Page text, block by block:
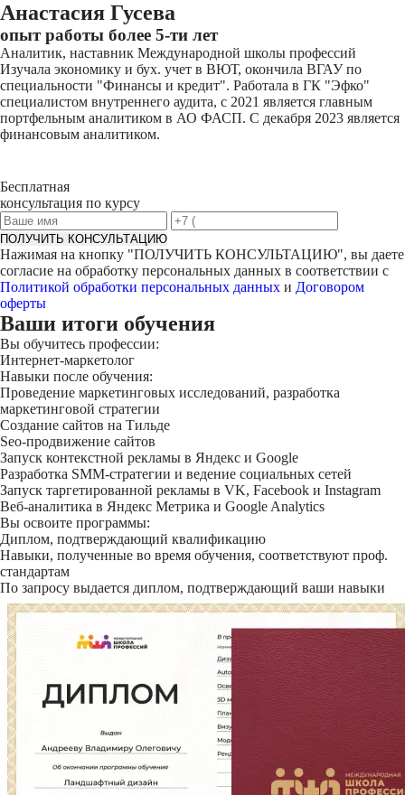
Анастасия Гусева
опыт работы более 5-ти лет
Аналитик, наставник Международной школы профессий
Изучала экономику и бух. учет в ВЮТ, окончила ВГАУ по
специальности "Финансы и кредит". Работала в ГК "Эфко"
специалистом внутреннего аудита, с 2021 является главным
портфельным аналитиком в АО ФАСП. С декабря 2023 является
финансовым аналитиком.
Бесплатная
консультация по курсу
ПОЛУЧИТЬ КОНСУЛЬТАЦИЮ
Нажимая на кнопку "ПОЛУЧИТЬ КОНСУЛЬТАЦИЮ", вы даете
согласие на обработку персональных данных в соответствии с
Политикой обработки персональных данных и Договором
оферты
Ваши итоги обучения
Вы обучитесь профессии:
Интернет-маркетолог
Навыки после обучения:
Проведение маркетинговых исследований, разработка
маркетинговой стратегии
Создание сайтов на Тильде
Seo-продвижение сайтов
Запуск контекстной рекламы в Яндекс и Google
Разработка SMM-стратегии и ведение социальных сетей
Запуск таргетированной рекламы в VK, Facebook и Instagram
Веб-аналитика в Яндекс Метрика и Google Analytics
Вы освоите программы:
Диплом, подтверждающий квалификацию
Навыки, полученные во время обучения, соответствуют проф.
стандартам
По запросу выдается диплом, подтверждающий ваши навыки